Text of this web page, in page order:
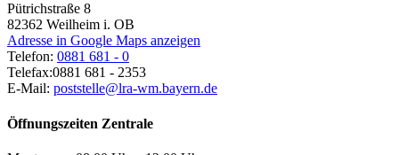
Pütrichstraße 8
82362 Weilheim i. OB
Adresse in Google Maps anzeigen
Telefon: 0881 681 - 0
Telefax:0881 681 - 2353
E-Mail: poststelle@lra-wm.bayern.de
Öffnungszeiten Zentrale